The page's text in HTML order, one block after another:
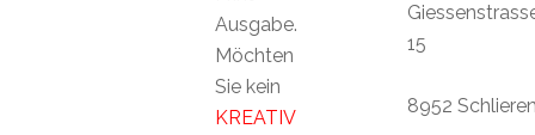
15
8952
Ausgabe.
Möchten
Sie kein
KREATIV